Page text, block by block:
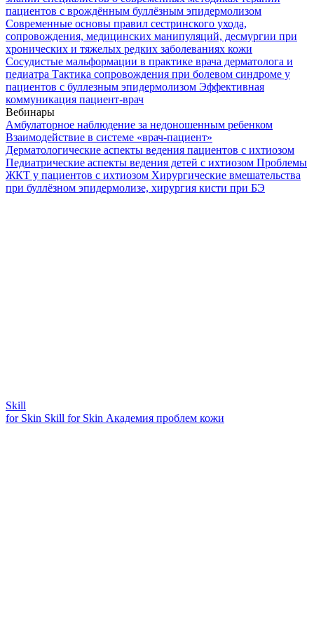
пациентов с врождённым буллёзным эпидермолизом
Современные основы правил сестринского ухода,
сопровождения, медицинских манипуляций, десмургии при
хронических и тяжелых редких заболеваниях кожи
Сосудистые мальформации в практике врача дерматолога и
педиатра Тактика сопровождения при болевом синдроме у
пациентов с буллезным эпидермолизом Эффективная
коммуникация пациент-врач
Вебинары
Амбулаторное наблюдение за недоношенным ребенком
Взаимодействие в системе «врач-пациент»
Дерматологические аспекты ведения пациентов с ихтиозом
Педиатрические аспекты ведения детей с ихтиозом Проблемы
ЖКТ у пациентов с ихтиозом Хирургические вмешательства
при буллёзном эпидермолизе, хирургия кисти при БЭ
Skill
for Skin Skill for Skin Академия проблем кожи